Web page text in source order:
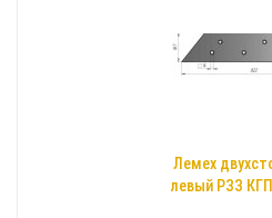
Лемех
левый РЗЗ